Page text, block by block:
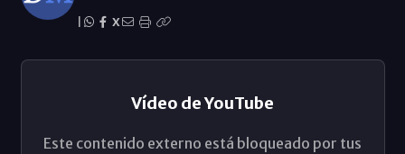
X
Vídeo de YouTube
Este contenido externo está bloqueado por tus